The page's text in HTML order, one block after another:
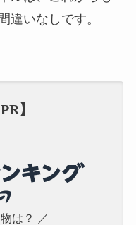
違いなしです。
】
は？ ／